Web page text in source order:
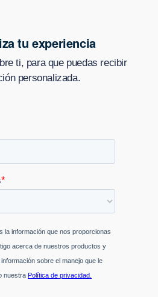
tu experiencia
ti, para que puedas recibir
personalizada.